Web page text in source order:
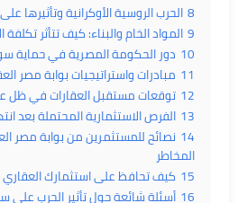
8الحرب الروسية الأوكرانية وتأثيرها
9المواد الخام والبناء: كيف تتأثر تكلفة
10 دور الحكومة المصرية في حماية
11 مبادرات واستراتيجيات بوابة مصر
12 توقعات مستقبل العقارات في ظل
13 الفرص الاستثمارية المحتملة بعد
14 نصائح للمستثمرين من بوابة مصر
المخاطر
15 كيف تحافظ على استثمارك العقاري
16 أسئلة شائعة حول تأثير الحرب على